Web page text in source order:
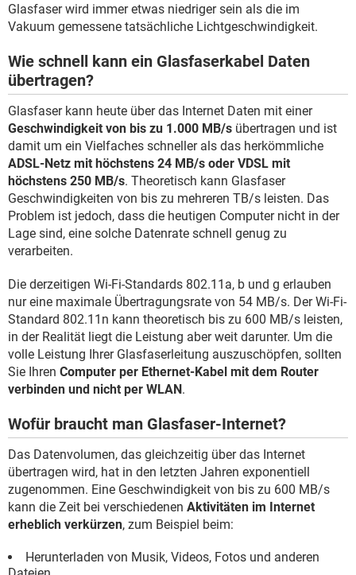
Glasfaser wird immer etwas niedriger sein als die im
Vakuum gemessene tatsächliche Lichtgeschwindigkeit.
Wie schnell kann ein Glasfaserkabel Daten
übertragen?
Glasfaser kann heute über das Internet Daten mit einer
Geschwindigkeit von bis zu 1.000 MB/s übertragen und ist
damit um ein Vielfaches schneller als das herkömmliche
ADSL-Netz mit höchstens 24 MB/s oder VDSL mit
höchstens 250 MB/s. Theoretisch kann Glasfaser
Geschwindigkeiten von bis zu mehreren TB/s leisten. Das
Problem ist jedoch, dass die heutigen Computer nicht in der
Lage sind, eine solche Datenrate schnell genug zu
verarbeiten.
Die derzeitigen Wi-Fi-Standards 802.11a, b und g erlauben
nur eine maximale Übertragungsrate von 54 MB/s. Der Wi-Fi-
Standard 802.11n kann theoretisch bis zu 600 MB/s leisten,
in der Realität liegt die Leistung aber weit darunter. Um die
volle Leistung Ihrer Glasfaserleitung auszuschöpfen, sollten
Sie Ihren Computer per Ethernet-Kabel mit dem Router
verbinden und nicht per WLAN.
Wofür braucht man Glasfaser-Internet?
Das Datenvolumen, das gleichzeitig über das Internet
übertragen wird, hat in den letzten Jahren exponentiell
zugenommen. Eine Geschwindigkeit von bis zu 600 MB/s
kann die Zeit bei verschiedenen Aktivitäten im Internet
erheblich verkürzen, zum Beispiel beim:
Herunterladen von Musik, Videos, Fotos und anderen